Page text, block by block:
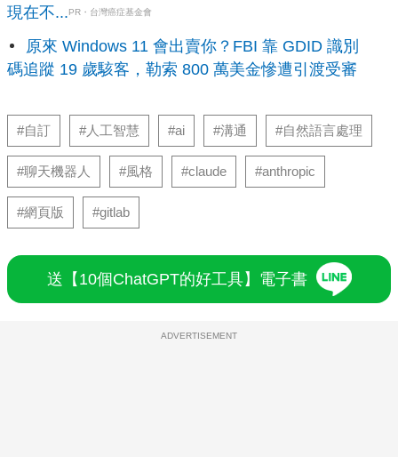
現在不... PR・台灣癌症基金會
原來 Windows 11 會出賣你？FBI 靠 GDID 識別
碼追蹤 19 歲駭客，勒索 800 萬美金慘遭引渡受審
#自訂 #人工智慧 #ai #溝通 #自然語言處理
#聊天機器人 #風格 #claude #anthropic
#網頁版 #gitlab
送【10個ChatGPT的好工具】電子書
ADVERTISEMENT